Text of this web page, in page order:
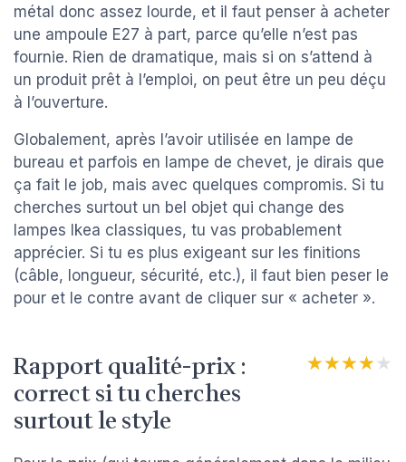
métal donc assez lourde, et il faut penser à acheter
une ampoule E27 à part, parce qu’elle n’est pas
fournie. Rien de dramatique, mais si on s’attend à
un produit prêt à l’emploi, on peut être un peu déçu
à l’ouverture.
Globalement, après l’avoir utilisée en lampe de
bureau et parfois en lampe de chevet, je dirais que
ça fait le job, mais avec quelques compromis. Si tu
cherches surtout un bel objet qui change des
lampes Ikea classiques, tu vas probablement
apprécier. Si tu es plus exigeant sur les finitions
(câble, longueur, sécurité, etc.), il faut bien peser le
pour et le contre avant de cliquer sur « acheter ».
Rapport qualité-prix :
correct si tu cherches
surtout le style
★★★★★
★★★★★